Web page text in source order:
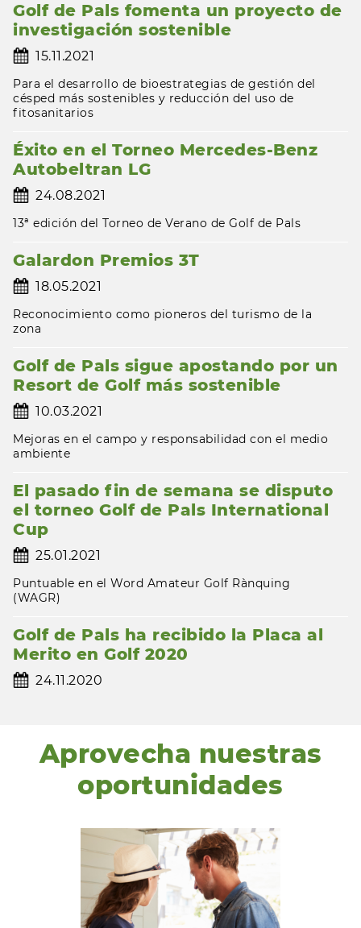
Golf de Pals fomenta un proyecto de
investigación sostenible
15.11.2021
Para el desarrollo de bioestrategias de gestión del
césped más sostenibles y reducción del uso de
fitosanitarios
Éxito en el Torneo Mercedes-Benz
Autobeltran LG
24.08.2021
13ª edición del Torneo de Verano de Golf de Pals
Galardon Premios 3T
18.05.2021
Reconocimiento como pioneros del turismo de la
zona
Golf de Pals sigue apostando por un
Resort de Golf más sostenible
10.03.2021
Mejoras en el campo y responsabilidad con el medio
ambiente
El pasado fin de semana se disputo
el torneo Golf de Pals International
Cup
25.01.2021
Puntuable en el Word Amateur Golf Rànquing
(WAGR)
Golf de Pals ha recibido la Placa al
Merito en Golf 2020
24.11.2020
Aprovecha nuestras
oportunidades